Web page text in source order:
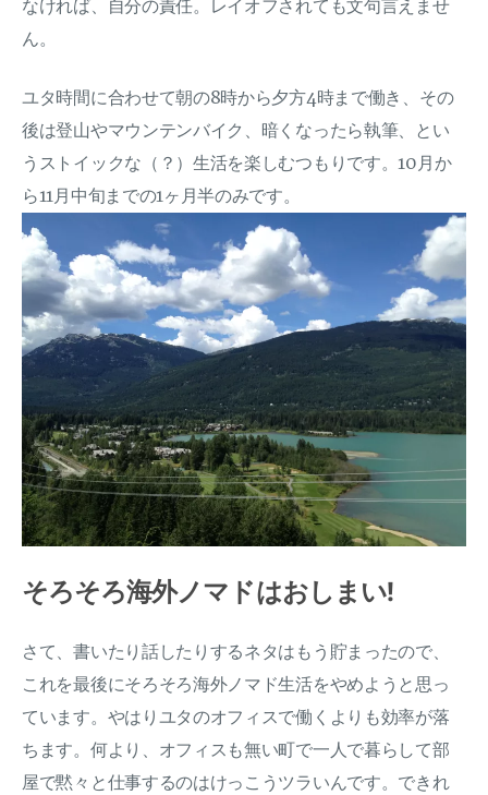
なければ、自分の責任。レイオフされても文句言えませ
ん。
ユタ時間に合わせて朝の8時から夕方4時まで働き、その
後は登山やマウンテンバイク、暗くなったら執筆、とい
うストイックな（？）生活を楽しむつもりです。10月か
ら11月中旬までの1ヶ月半のみです。
そろそろ海外ノマドはおしまい!
さて、書いたり話したりするネタはもう貯まったので、
これを最後にそろそろ海外ノマド生活をやめようと思っ
ています。やはりユタのオフィスで働くよりも効率が落
ちます。何より、オフィスも無い町で一人で暮らして部
屋で黙々と仕事するのはけっこうツラいんです。できれ